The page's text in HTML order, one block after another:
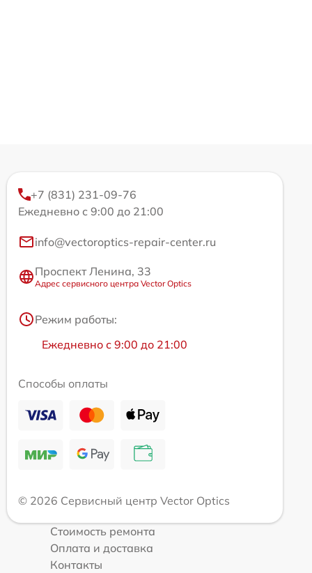
+7 (831) 231-09-76
Ежедневно с 9:00 до 21:00
info@vectoroptics-repair-center.ru
Проспект Ленина, 33
Адрес сервисного центра Vector Optics
Режим работы:
Ежедневно с 9:00 до 21:00
Способы оплаты
© 2026 Сервисный центр Vector Optics
Стоимость ремонта
Оплата и доставка
Контакты